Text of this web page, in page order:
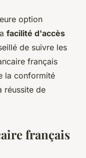
option
facilité d'accès
de suivre les
français
la conformité
réussite de
français